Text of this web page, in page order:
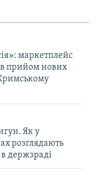
маркетплейс
прийом нових
Як у
розглядають
держзраді